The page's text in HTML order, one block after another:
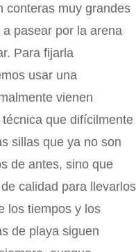
conteras muy grandes
pasear por la arena
Para fijarla
usar una
vienen
que difícilmente
sillas que ya no son
de antes, sino que
calidad para llevarlos
los tiempos y los
de playa siguen